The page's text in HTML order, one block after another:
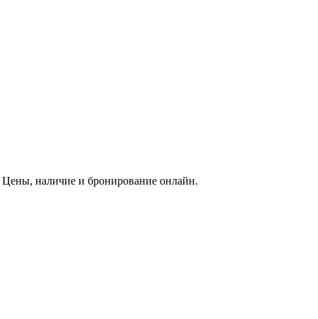
Цены, наличие и бронирование онлайн.